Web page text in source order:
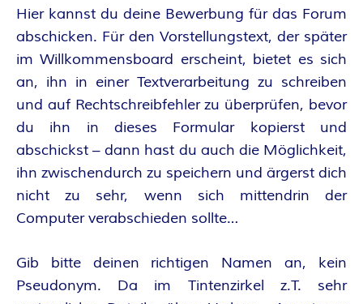
N
Z
I
R
K
E
L
Hier kannst du deine Bewerbung für das Forum
abschicken. Für den Vorstellungstext, der später
im Willkommensboard erscheint, bietet es sich
an, ihn in einer Textverarbeitung zu schreiben
und auf Rechtschreibfehler zu überprüfen, bevor
du ihn in dieses Formular kopierst und
abschickst – dann hast du auch die Möglichkeit,
ihn zwischendurch zu speichern und ärgerst dich
nicht zu sehr, wenn sich mittendrin der
Computer verabschieden sollte…
Gib bitte deinen richtigen Namen an, kein
Pseudonym. Da im Tintenzirkel z.T. sehr